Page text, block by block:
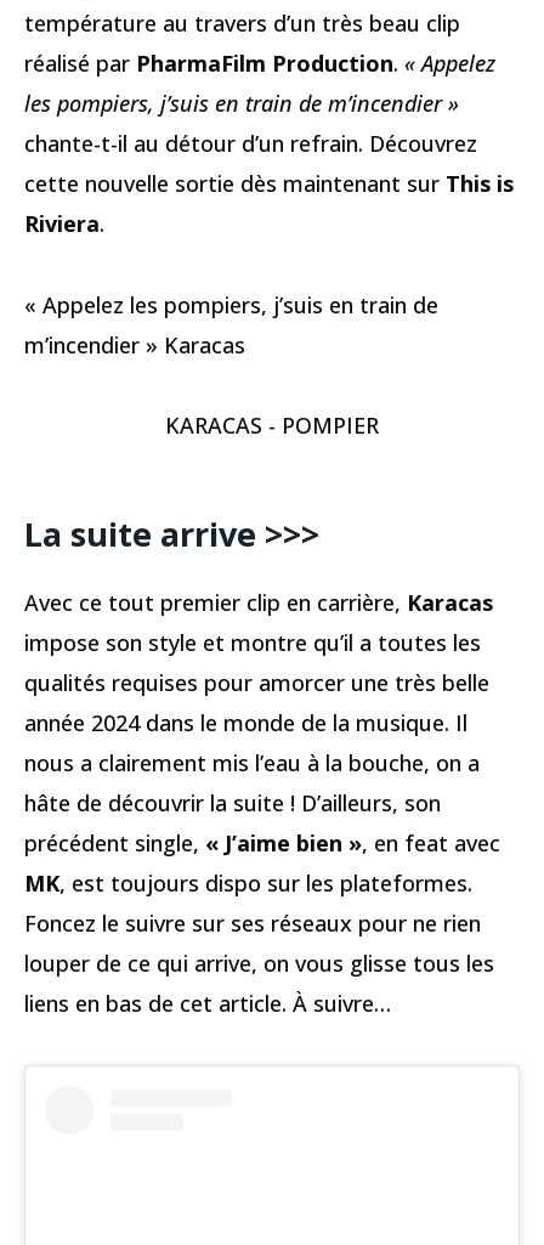
température au travers d’un très beau clip
réalisé par PharmaFilm Production. « Appelez
les pompiers, j’suis en train de m’incendier »
chante-t-il au détour d’un refrain. Découvrez
cette nouvelle sortie dès maintenant sur This is
Riviera.
« Appelez les pompiers, j’suis en train de
m’incendier » Karacas
KARACAS - POMPIER
La suite arrive >>>
Avec ce tout premier clip en carrière, Karacas
impose son style et montre qu’il a toutes les
qualités requises pour amorcer une très belle
année 2024 dans le monde de la musique. Il
nous a clairement mis l’eau à la bouche, on a
hâte de découvrir la suite ! D’ailleurs, son
précédent single, « J’aime bien », en feat avec
MK, est toujours dispo sur les plateformes.
Foncez le suivre sur ses réseaux pour ne rien
louper de ce qui arrive, on vous glisse tous les
liens en bas de cet article. À suivre…